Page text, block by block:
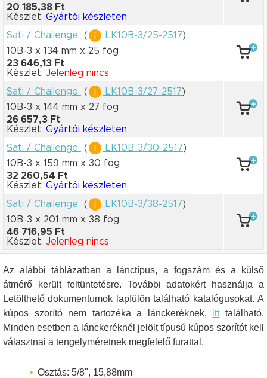
20 185,38 Ft
Készlet: Gyártói készleten
Sati / Challenge
( LK10B-3/25-2517)
10B-3 x 134 mm x 25 fog
23 646,13 Ft
Készlet: Jelenleg nincs
Sati / Challenge
( LK10B-3/27-2517)
10B-3 x 144 mm x 27 fog
26 657,3 Ft
Készlet: Gyártói készleten
Sati / Challenge
( LK10B-3/30-2517)
10B-3 x 159 mm x 30 fog
32 260,54 Ft
Készlet: Gyártói készleten
Sati / Challenge
( LK10B-3/38-2517)
10B-3 x 201 mm x 38 fog
46 716,95 Ft
Készlet: Jelenleg nincs
Az alábbi táblázatban a lánctípus, a fogszám és a külső
átmérő került feltüntetésre. További adatokért használja a
Letölthető dokumentumok lapfülön található katalógusokat. A
kúpos szorító nem tartozéka a lánckeréknek, itttalálható.
Minden esetben a lánckeréknél jelölt típusú kúpos szorítót kell
választnai a tengelyméretnek megfelelő furattal.
Osztás: 5/8", 15,88mm